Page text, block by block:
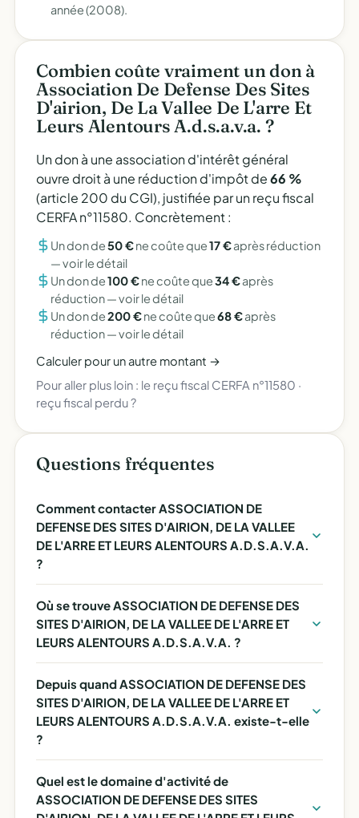
année (2008).
Combien coûte vraiment un don à
Association De Defense Des Sites
D'airion, De La Vallee De L'arre Et
Leurs Alentours A.d.s.a.v.a. ?
Un don à une association d'intérêt général
ouvre droit à une réduction d'impôt de66 %
(article 200 du CGI), justifiée par un reçu fiscal
CERFA n°11580. Concrètement :
Un don de50 €ne coûte que17 €après réduction
—voir le détail
Un don de100 €ne coûte que34 €après
réduction —voir le détail
Un don de200 €ne coûte que68 €après
réduction —voir le détail
Calculer pour un autre montant →
Pour aller plus loin : le reçu fiscal CERFA n°11580 ·
reçu fiscal perdu ?
Questions fréquentes
Comment contacter ASSOCIATION DE
DEFENSE DES SITES D'AIRION, DE LA VALLEE
DE L'ARRE ET LEURS ALENTOURS A.D.S.A.V.A.
?
Où se trouve ASSOCIATION DE DEFENSE DES
SITES D'AIRION, DE LA VALLEE DE L'ARRE ET
LEURS ALENTOURS A.D.S.A.V.A. ?
Depuis quand ASSOCIATION DE DEFENSE DES
SITES D'AIRION, DE LA VALLEE DE L'ARRE ET
LEURS ALENTOURS A.D.S.A.V.A. existe-t-elle
?
Quel est le domaine d'activité de
ASSOCIATION DE DEFENSE DES SITES